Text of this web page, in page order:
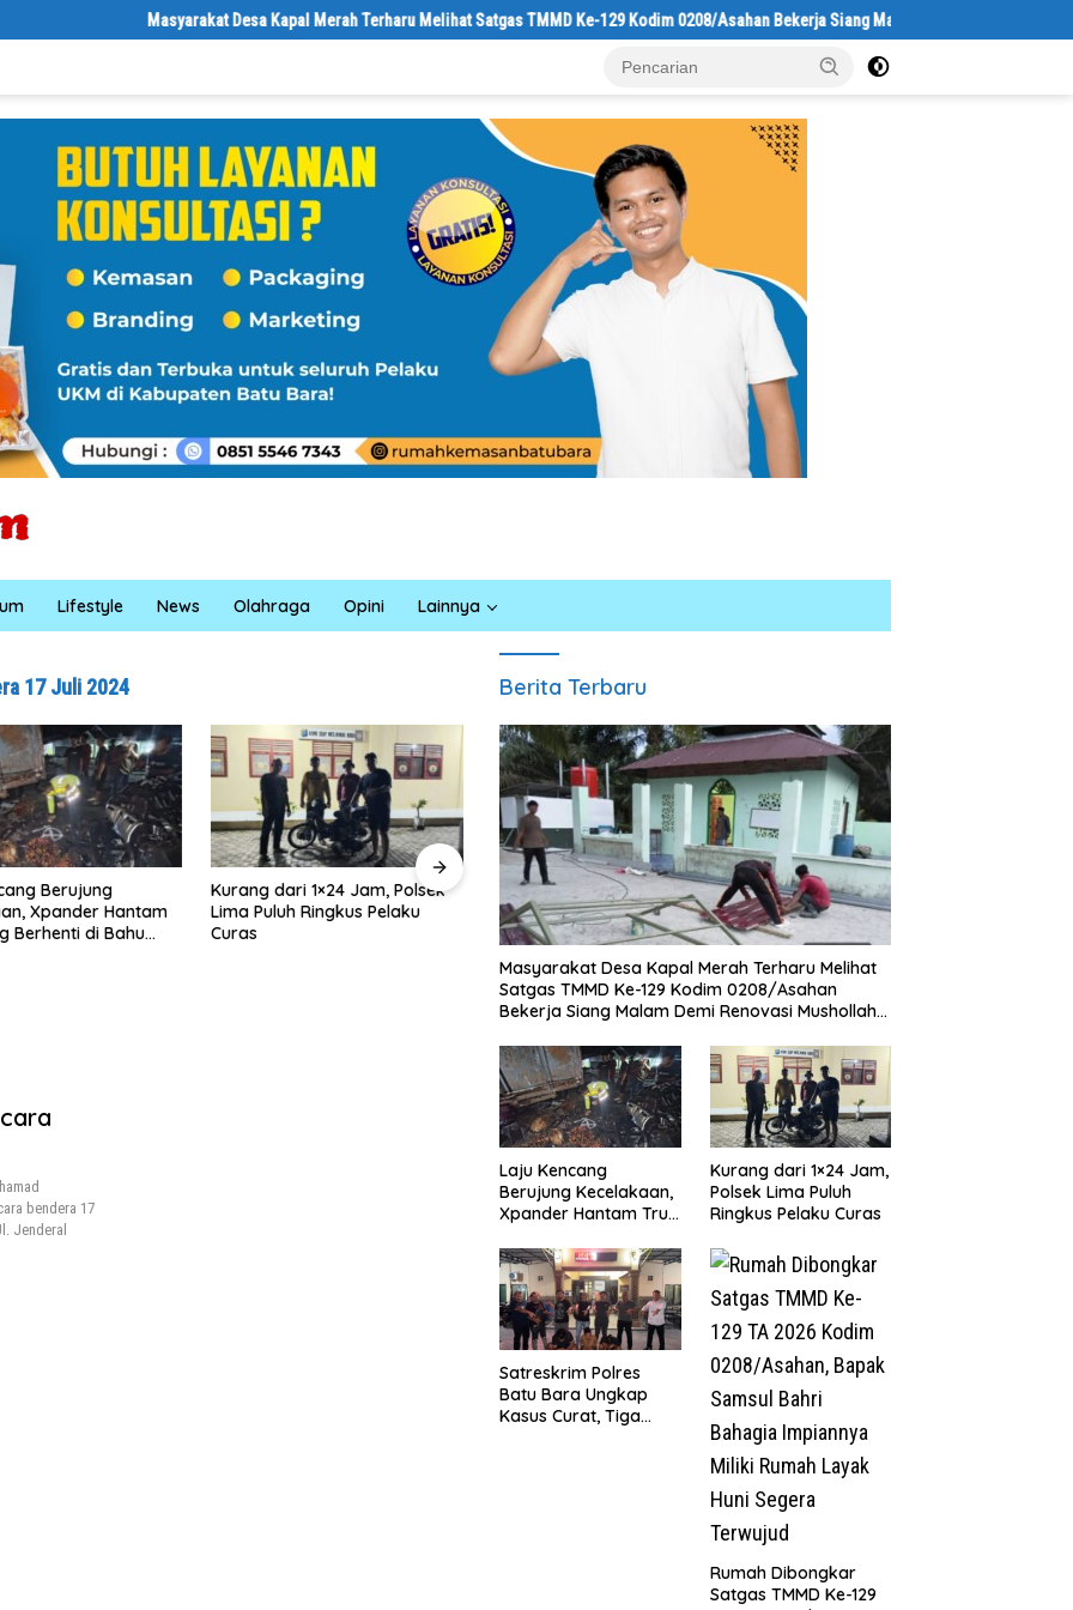
Masyarakat Desa Kapal Merah Terharu Melihat Satgas TMMD Ke-129 Kodim 0208/Asahan Bekerja Siang Malam Demi Renovasi Mushollah Al
Lifestyle News Olahraga Opini Lainnya
17 Juli 2024
dari 1×24 Jam, Polsek
Ringkus Pelaku
Satreskrim Polres Batu Bara
Ungkap Kasus Curat, Tiga
Pelaku Diamankan
Rumah Dibongkar Satgas
TMMD Ke-129 TA 2026 Kodim
0208/Asahan, Bapak Samsul
Bahri Bahagia Impiannya Miliki
Terwujud
Polresta Deli Serdang Bongkar
Jaringan Peredaran Sabu di
Pagar Merbau, Dua Pengedar
Dibekuk dengan Barang Bukti
25,73 Gram
bendera 17
Jenderal
Berita Terbaru
Masyarakat Desa Kapal Merah Terharu Melihat
Satgas TMMD Ke-129 Kodim 0208/Asahan
Bekerja Siang Malam Demi Renovasi Mushollah
Laju Kencang
Berujung Kecelakaan,
Xpander Hantam Truk
Jalan
Kurang dari 1×24 Jam,
Polsek Lima Puluh
Ringkus Pelaku Curas
Satreskrim Polres
Batu Bara Ungkap
Kasus Curat, Tiga
Rumah Dibongkar
Satgas TMMD Ke-129